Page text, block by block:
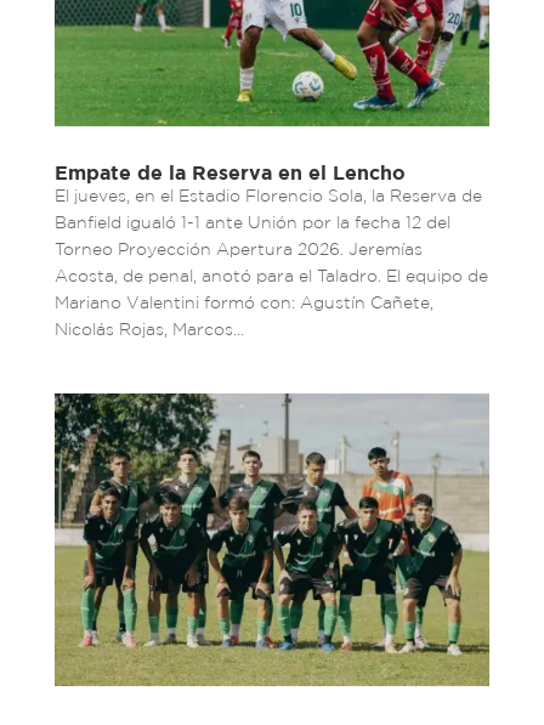
Empate de la Reserva en el Lencho
El jueves, en el Estadio Florencio Sola, la Reserva de
Banfield igualó 1-1 ante Unión por la fecha 12 del
Torneo Proyección Apertura 2026. Jeremías
Acosta, de penal, anotó para el Taladro. El equipo de
Mariano Valentini formó con: Agustín Cañete,
Nicolás Rojas, Marcos...